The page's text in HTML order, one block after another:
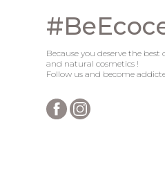
Because you deserve the
and natural cosmetics !
Follow us and become